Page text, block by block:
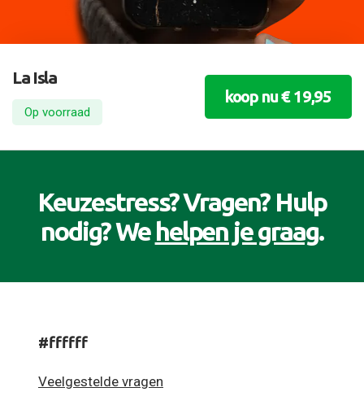
La Isla
Op voorraad
koop nu € 19,95
Keuzestress? Vragen? Hulp
nodig? Wehelpen je graag.
#ffffff
Veelgestelde vragen